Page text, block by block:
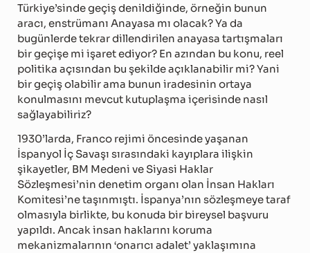
Türkiye’sinde geçiş denildiğinde, örneğin bunun
aracı, enstrümanı Anayasa mı olacak? Ya da
bugünlerde tekrar dillendirilen anayasa tartışmaları
bir geçişe mi işaret ediyor? En azından bu konu, reel
politika açısından bu şekilde açıklanabilir mi? Yani
bir geçiş olabilir ama bunun iradesinin ortaya
konulmasını mevcut kutuplaşma içerisinde nasıl
sağlayabiliriz?
1930’larda, Franco rejimi öncesinde yaşanan
İspanyol İç Savaşı sırasındaki kayıplara ilişkin
şikayetler, BM Medeni ve Siyasi Haklar
Sözleşmesi’nin denetim organı olan İnsan Hakları
Komitesi’ne taşınmıştı. İspanya’nın sözleşmeye taraf
olmasıyla birlikte, bu konuda bir bireysel başvuru
yapıldı. Ancak insan haklarını koruma
mekanizmalarının ‘onarıcı adalet’ yaklaşımına